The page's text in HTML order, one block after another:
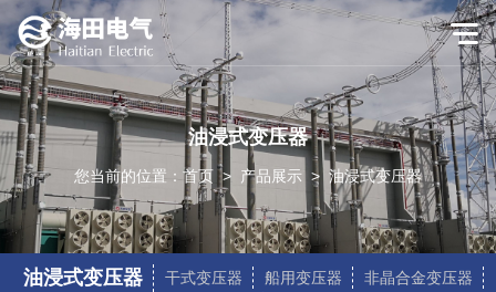
油浸式变压器
您当前的位置： 首页 > 产品展示 > 油浸式变压器
油浸式变压器 干式变压器 船用变压器
非晶合金变压器